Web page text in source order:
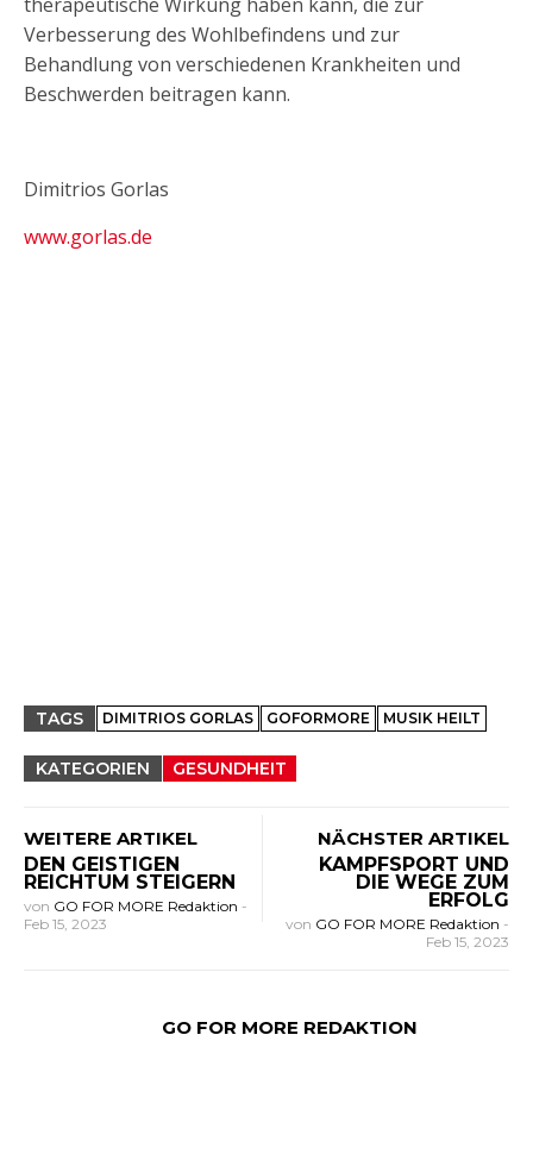
Verbesserung des Wohlbefindens und zur
Behandlung von verschiedenen Krankheiten und
Beschwerden beitragen kann.
Dimitrios Gorlas
www.gorlas.de
TAGS DIMITRIOS GORLAS GOFORMORE MUSIK HEILT
KATEGORIEN GESUNDHEIT
WEITERE ARTIKEL
DEN GEISTIGEN
REICHTUM STEIGERN
von GO FOR MORE Redaktion -
Feb 15, 2023
NÄCHSTER ARTIKEL
KAMPFSPORT UND
DIE WEGE ZUM
ERFOLG
von GO FOR MORE Redaktion -
Feb 15, 2023
GO FOR MORE REDAKTION